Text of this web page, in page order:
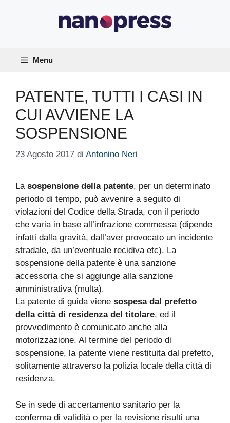
Menu
PATENTE, TUTTI I CASI IN
CUI AVVIENE LA
SOSPENSIONE
23 Agosto 2017 di Antonino Neri
La sospensione della patente, per un determinato
periodo di tempo, può avvenire a seguito di
violazioni del Codice della Strada, con il periodo
che varia in base all’infrazione commessa (dipende
infatti dalla gravità, dall’aver provocato un incidente
stradale, da un’eventuale recidiva etc). La
sospensione della patente è una sanzione
accessoria che si aggiunge alla sanzione
amministrativa (multa).
La patente di guida viene sospesa dal prefetto
della città di residenza del titolare, ed il
provvedimento è comunicato anche alla
motorizzazione. Al termine del periodo di
sospensione, la patente viene restituita dal prefetto,
solitamente attraverso la polizia locale della città di
residenza.
Se in sede di accertamento sanitario per la
conferma di validità o per la revisione risulti una